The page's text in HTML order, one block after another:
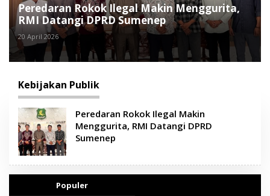
Peredaran Rokok Ilegal Makin Menggurita,
RMI Datangi DPRD Sumenep
20 April 2026
Kebijakan Publik
Peredaran Rokok Ilegal Makin
Menggurita, RMI Datangi DPRD
Sumenep
Populer